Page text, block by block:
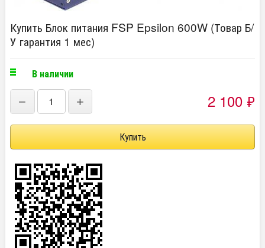
Купить Блок питания FSP Epsilon 600W (Товар Б/
У гарантия 1 мес)
В наличии
− + 2 100 ₽